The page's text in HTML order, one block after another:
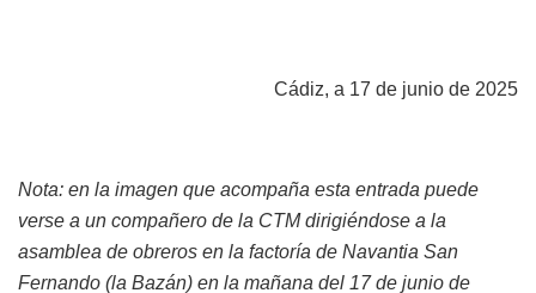
Cádiz, a 17 de junio de 2025
Nota: en la imagen que acompaña esta entrada puede
verse a un compañero de la CTM dirigiéndose a la
asamblea de obreros en la factoría de Navantia San
Fernando (la Bazán) en la mañana del 17 de junio de